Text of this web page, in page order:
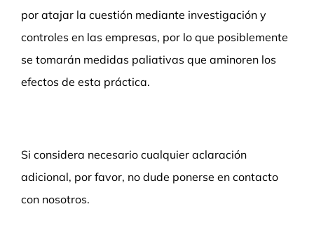
por atajar la cuestión mediante investigación y
controles en las empresas, por lo que posiblemente
se tomarán medidas paliativas que aminoren los
efectos de esta práctica.
Si considera necesario cualquier aclaración
adicional, por favor, no dude ponerse en contacto
con nosotros.